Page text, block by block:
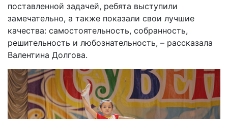
поставленной задачей, ребята выступили
замечательно, а также показали свои лучшие
качества: самостоятельность, собранность,
решительность и любознательность, – рассказала
Валентина Долгова.